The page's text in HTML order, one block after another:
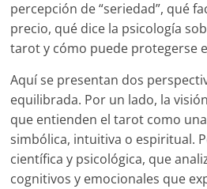
percepción de “seriedad”, qué
precio, qué dice la psicología
tarot y cómo puede protegerse
Aquí se presentan dos
equilibrada. Por un lado, la
que entienden el tarot como
simbólica, intuitiva o espiritual.
científica y psicológica, que
cognitivos y emocionales que